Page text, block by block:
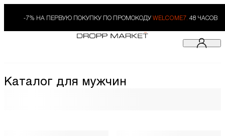
-7% НА ПЕРВУЮ ПОКУПКУ ПО ПРОМОКОДУ WELCOME7. 48 ЧАСОВ
Каталог для мужчин